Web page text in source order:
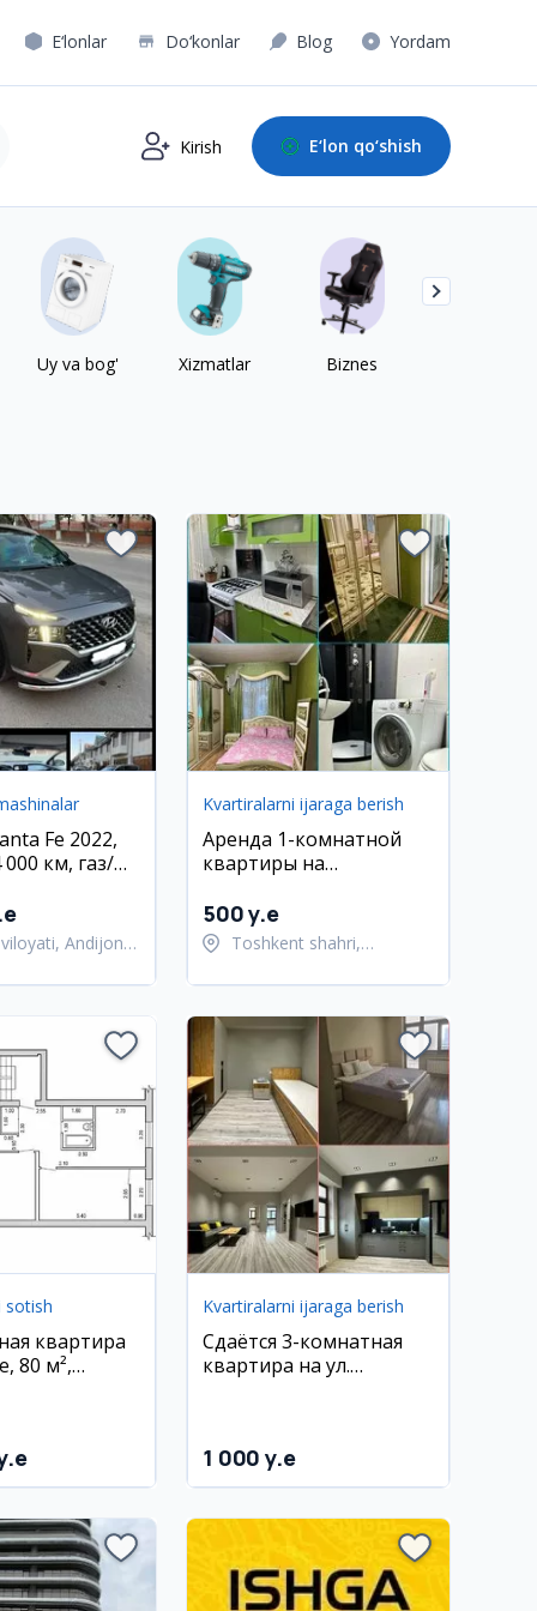
E‘lonlar Do‘konlar Blog Yordam
Kirish E‘lon qo‘shish
Uy va bog' Xizmatlar Biznes
Fe 2022,
000 км, газ/
Andijon
Kvartiralarni ijaraga berish
Аренда 1-комнатной
квартиры на
500 y.e
Toshkent shahri,
sotish
квартира
80 м²,
Kvartiralarni ijaraga berish
Сдаётся 3-комнатная
квартира на ул.
1 000 y.e